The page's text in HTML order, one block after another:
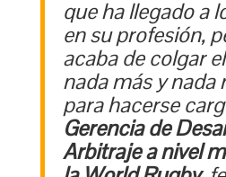
que ha llegado a
en su profesión,
acaba de colgar
nada más y nada
para hacerse
Gerencia de
Arbitraje a nivel